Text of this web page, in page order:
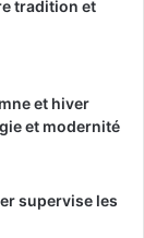
tradition et
et hiver
et modernité
supervise les